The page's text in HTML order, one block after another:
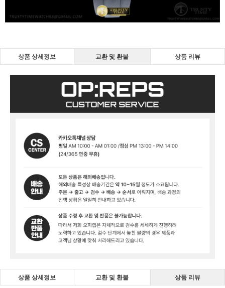
상품 상세정보 교환 및 환불 상품 리뷰
상품 상세정보 교환 및 환불 상품 리뷰